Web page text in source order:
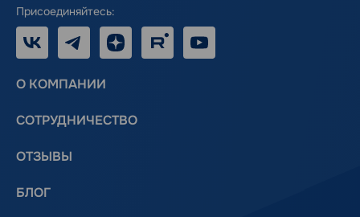
Присоединяйтесь:
Telegram Дзен RUTUBE
О КОМПАНИИ
СОТРУДНИЧЕСТВО
ОТЗЫВЫ
БЛОГ